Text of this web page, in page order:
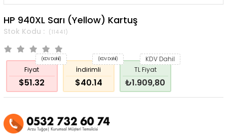
HP 940XL Sarı (Yellow) Kartuş
(11441)
Fiyat
$51.32
(KDV Dahil)
İndirimli
$40.14
(KDV Dahil)
TL Fiyat
₺1.909,80
KDV Dahil